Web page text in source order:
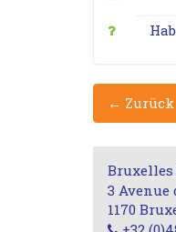
← Zurück
3 Avenue
1170